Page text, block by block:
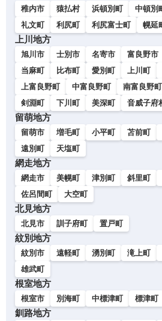
稚内市 猿払村 浜頓別町 中頓別
礼文町
利尻町 利尻富士町 幌延
上川地方
旭川市 士別市 名寄市 富良野市
当麻町
比布町 愛別町 上川町
上富良野町
中富良野町 南富良野町
剣淵町
下川町 美深町 音威子府
留萌地方
留萌市 増毛町 小平町 苫前町
遠別町
天塩町
網走地方
網走市 美幌町 津別町 斜里町
佐呂間町
大空町
北見地方
北見市 訓子府町 置戸町
紋別地方
紋別市 遠軽町 湧別町 滝上町
雄武町
根室地方
根室市 別海町 中標津町 標津町
釧路地方